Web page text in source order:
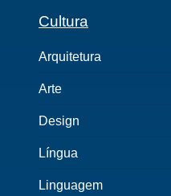
Cultura
Arquitetura
Arte
Design
Língua
Linguagem